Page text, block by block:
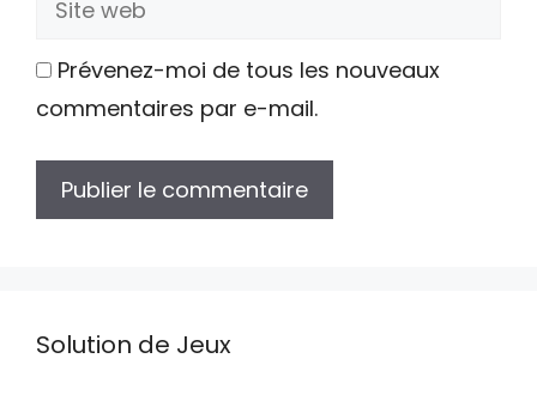
Prévenez-moi de tous les nouveaux
commentaires par e-mail.
Solution de Jeux